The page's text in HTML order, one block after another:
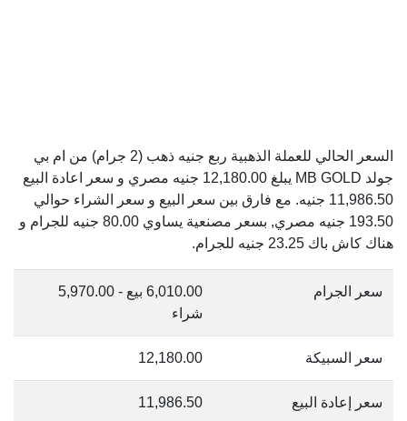
السعر الحالي للعملة الذهبية ربع جنيه ذهب (2 جرام) من ام بي
جولد MB GOLD يبلغ 12,180.00 جنيه مصري و سعر اعادة البيع
11,986.50 جنيه. مع فارق بين سعر البيع و سعر الشراء حوالي
193.50 جنيه مصري, بسعر مصنعية يساوي 80.00 جنيه للجرام و
هناك كاش باك 23.25 جنيه للجرام.
سعر الجرام
6,010.00 بيع - 5,970.00
شراء
سعر السبيكة 12,180.00
سعر إعادة البيع 11,986.50